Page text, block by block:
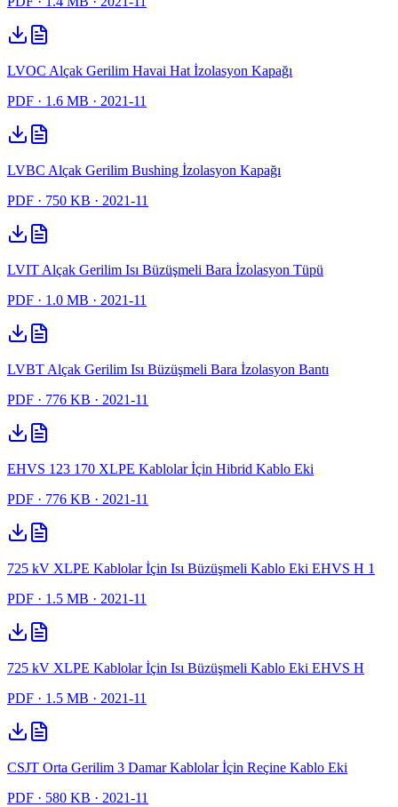
LVOC Alçak Gerilim Havai Hat İzolasyon Kapağı
PDF · 1.6 MB · 2021-11
LVBC Alçak Gerilim Bushing İzolasyon Kapağı
PDF · 750 KB · 2021-11
LVIT Alçak Gerilim Isı Büzüşmeli Bara İzolasyon Tüpü
PDF · 1.0 MB · 2021-11
LVBT Alçak Gerilim Isı Büzüşmeli Bara İzolasyon Bantı
PDF · 776 KB · 2021-11
EHVS 123 170 XLPE Kablolar İçin Hibrid Kablo Eki
PDF · 776 KB · 2021-11
725 kV XLPE Kablolar İçin Isı Büzüşmeli Kablo Eki EHVS H 1
PDF · 1.5 MB · 2021-11
725 kV XLPE Kablolar İçin Isı Büzüşmeli Kablo Eki EHVS H
PDF · 1.5 MB · 2021-11
CSJT Orta Gerilim 3 Damar Kablolar İçin Reçine Kablo Eki
PDF · 580 KB · 2021-11